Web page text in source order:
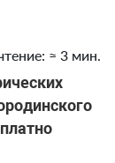
≈ 3 мин.